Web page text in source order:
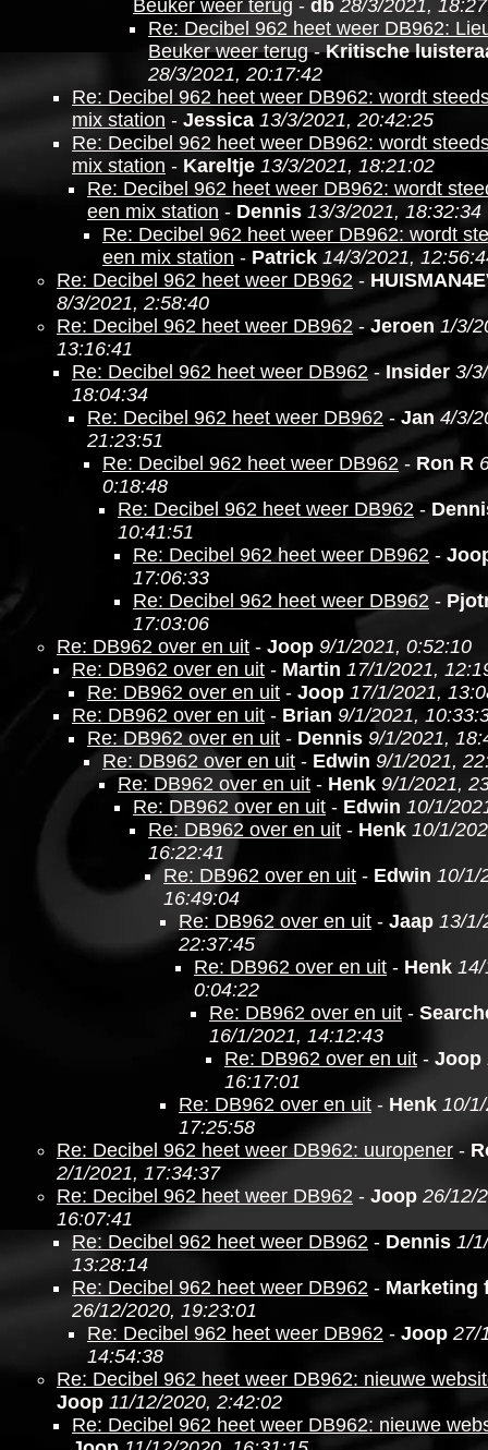
Beuker weer terug - db 28/3/2021,
Re: Decibel 962 heet weer DB962:
Beuker weer terug-Kritische
28/3/2021, 20:17:42
Re: Decibel 962 heet weer DB962: wordt
mix station - Jessica 13/3/2021, 20:42:25
Re: Decibel 962 heet weer DB962: wordt
mix station - Kareltje 13/3/2021, 18:21:02
Re: Decibel 962 heet weer DB962: wordt
een mix station - Dennis 13/3/2021, 18:32:34
Re: Decibel 962 heet weer DB962: wordt
een mix station - Patrick 14/3/2021,
Re: Decibel 962 heet weer DB962 -
8/3/2021, 2:58:40
Re: Decibel 962 heet weer DB962 -Jeroen 1/3/
13:16:41
Re: Decibel 962 heet weer DB962 - Insider 3/
18:04:34
Re: Decibel 962 heet weer DB962 - Jan 4/3/
21:23:51
Re: Decibel 962 heet weer DB962 - Ron R
0:18:48
Re: Decibel 962 heet weer DB962 -
10:41:51
Re: Decibel 962 heet weer DB962 -
17:06:33
Re: Decibel 962 heet weer DB962 -
17:03:06
Re: DB962 over en uit - Joop 9/1/2021, 0:52:10
Re: DB962 over en uit - Martin 17/1/2021,
Re: DB962 over en uit - Joop 17/1/2021,
Re: DB962 over en uit - Brian 9/1/2021,
Re: DB962 over en uit - Dennis 9/1/2021,
Re: DB962 over en uit - Edwin 9/1/2021,
Re: DB962 over en uit - Henk 9/1/2021,
Re: DB962 over en uit - Edwin 10/1/
Re: DB962 over en uit - Henk 10/1/
16:22:41
Re: DB962 over en uit - Edwin 10/1/
16:49:04
Re: DB962 over en uit - Jaap 13/1/
22:37:45
Re: DB962 over en uit - Henk
0:04:22
Re: DB962 over en uit -
16/1/2021, 14:12:43
Re: DB962 over en uit - Joop
16:17:01
Re: DB962 over en uit - Henk 10/
17:25:58
Re: Decibel 962 heet weer DB962: uuropener -
2/1/2021, 17:34:37
Re: Decibel 962 heet weer DB962 - Joop 26/12/
16:07:41
Re: Decibel 962 heet weer DB962 - Dennis 1/
13:28:14
Re: Decibel 962 heet weer DB962 - Marketing
26/12/2020, 19:23:01
Re: Decibel 962 heet weer DB962 - Joop 27/
14:54:38
Re: Decibel 962 heet weer DB962: nieuwe
Joop 11/12/2020, 2:42:02
Re: Decibel 962 heet weer DB962: nieuwe